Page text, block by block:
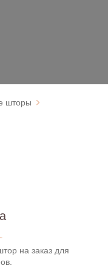
шторы
на заказ для